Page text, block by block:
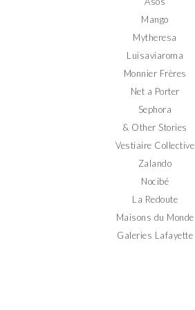
Mango
Mytheresa
Luisaviaroma
Monnier Frères
Net a Porter
Sephora
& Other Stories
Vestiaire Collective
Zalando
Nocibé
La Redoute
Maisons du Monde
Galeries Lafayette